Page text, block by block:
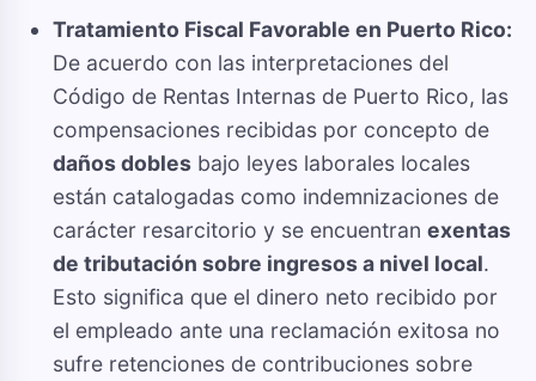
Tratamiento Fiscal Favorable en Puerto Rico:
De acuerdo con las interpretaciones del
Código de Rentas Internas de Puerto Rico, las
compensaciones recibidas por concepto de
daños dobles bajo leyes laborales locales
están catalogadas como indemnizaciones de
carácter resarcitorio y se encuentran exentas
de tributación sobre ingresos a nivel local.
Esto significa que el dinero neto recibido por
el empleado ante una reclamación exitosa no
sufre retenciones de contribuciones sobre